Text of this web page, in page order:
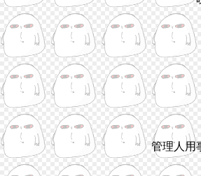
管理人用